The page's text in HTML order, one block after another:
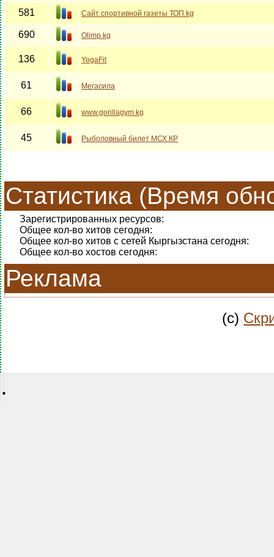
581 Сайт спортивной газеты ТОП.kg
690 Olimp.kg
136 YogaFit
61 Мегасила
66 www.gorillagym.kg
45 Рыболовный билет МСХ КР
Статистика (Время
Зарегистрированных ресурсов:
Общее кол-во хитов сегодня:
Общее кол-во хитов с сетей Кыргызстана сегодня:
Общее кол-во хостов сегодня:
Реклама
(c)
.